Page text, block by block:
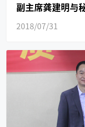
副主席龚建明与
2018/07/31